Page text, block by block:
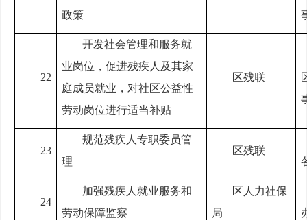
政策
22
开发社会管理和服务就
业岗位，促进残疾人及其家
庭成员就业，对社区公益性
劳动岗位进行适当补贴
区残联
23
规范残疾人专职委员管
理
区残联
24
加强残疾人就业服务和
劳动保障监察
区人力社保
局